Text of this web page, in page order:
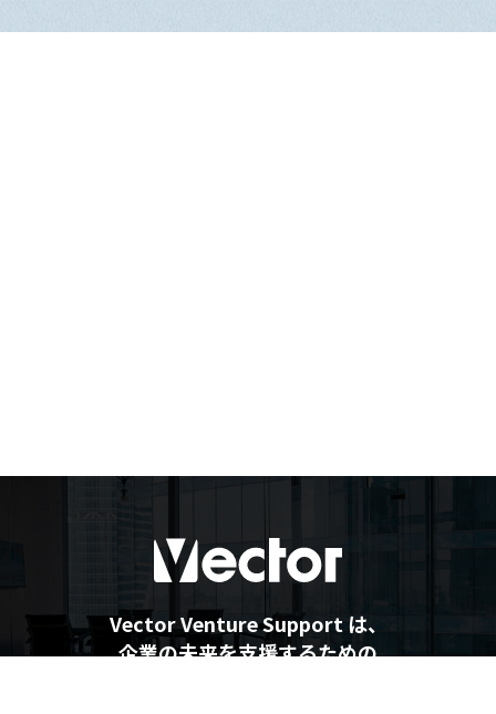
Vector Venture Support は、
企業の未来を支援するための